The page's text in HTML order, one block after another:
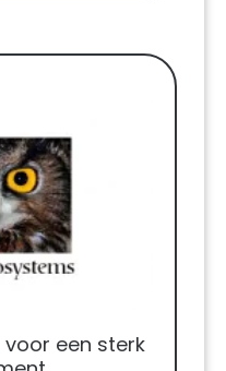
voor een sterk